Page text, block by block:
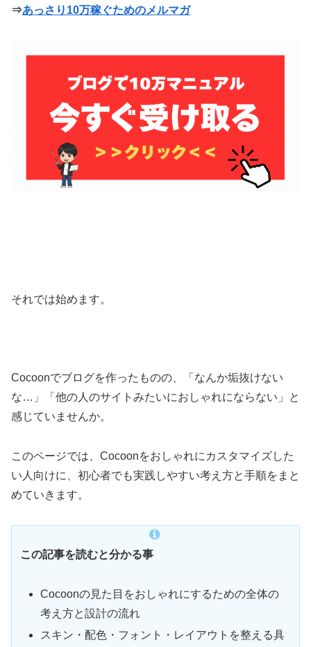
⇒あっさり10万稼ぐためのメルマガ
それでは始めます。
Cocoonでブログを作ったものの、「なんか垢抜けない
な…」「他の人のサイトみたいにおしゃれにならない」と
感じていませんか。
このページでは、Cocoonをおしゃれにカスタマイズした
い人向けに、初心者でも実践しやすい考え方と手順をまと
めていきます。
この記事を読むと分かる事
Cocoonの見た目をおしゃれにするための全体の
考え方と設計の流れ
スキン・配色・フォント・レイアウトを整える具